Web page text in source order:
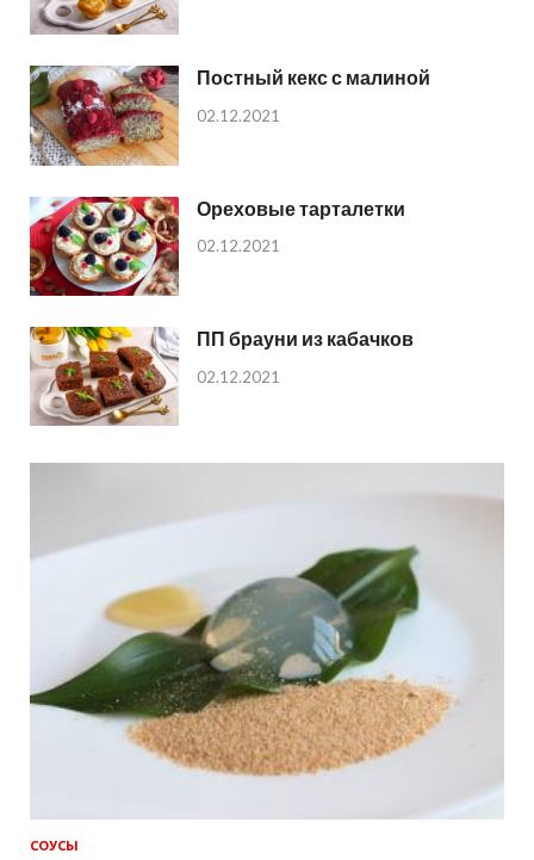
Постный кекс с малиной
02.12.2021
Ореховые тарталетки
02.12.2021
ПП брауни из кабачков
02.12.2021
СОУСЫ